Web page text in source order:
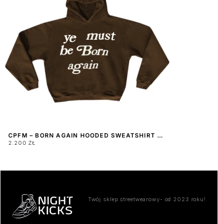
CPFM – BORN AGAIN HOODED SWEATSHIRT BROWN
2.200 ZŁ
Twój sklep streetwearowy- od 2023 roku!